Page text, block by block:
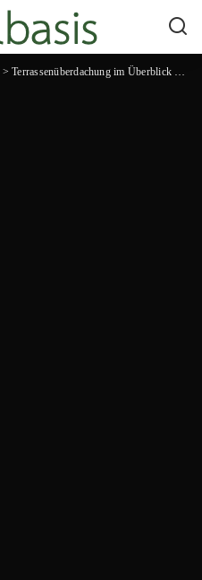
>Terrassenüberdachung im Überblick – Lohnt sich die Investition langfristig?